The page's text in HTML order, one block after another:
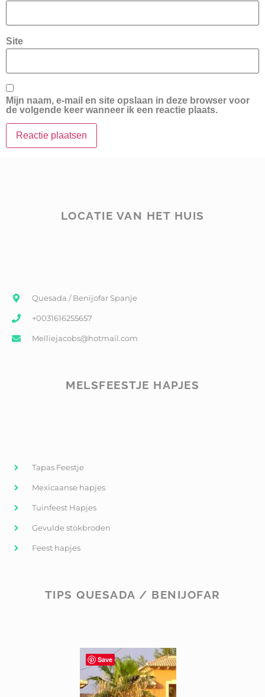
Site
Mijn naam, e-mail en site opslaan in deze browser voor
de volgende keer wanneer ik een reactie plaats.
LOCATIE VAN HET HUIS
Quesada / Benijofar Spanje
+0031616255657
Melliejacobs@hotmail.com
MELSFEESTJE HAPJES
Tapas Feestje
Mexicaanse hapjes
Tuinfeest Hapjes
Gevulde stokbroden
Feest hapjes
TIPS QUESADA / BENIJOFAR
Save